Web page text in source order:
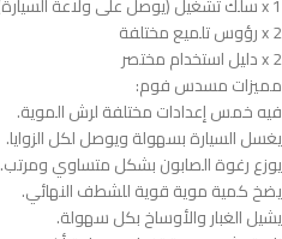
2 x رؤوس تلميع مختلفة
2 x دليل استخدام مختصر
مميزات مسدس فوم:
فيه خمس إعدادات مختلفة لرش الموية.
يغسل السيارة بسهولة ويوصل لكل الزوايا.
يوزع رغوة الصابون بشكل متساوي ومرتب.
يضخ كمية موية قوية للشطف النهائي.
يشيل الغبار والأوساخ بكل سهولة.